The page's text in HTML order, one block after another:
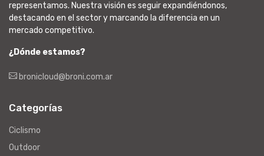
representamos. Nuestra visión es seguir expandiéndonos,
destacando en el sector y marcando la diferencia en un
mercado competitivo.
¿Dónde estamos?
bronicloud@broni.com.ar
Categorías
Ciclismo
Outdoor